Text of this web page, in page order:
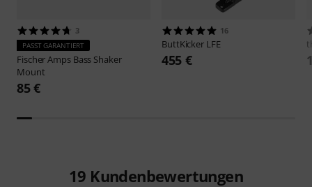
3
PASST GARANTIERT
Fischer Amps Bass Shaker
Mount
85 €
16
ButtKicker LFE
455 €
19 Kundenbewertungen